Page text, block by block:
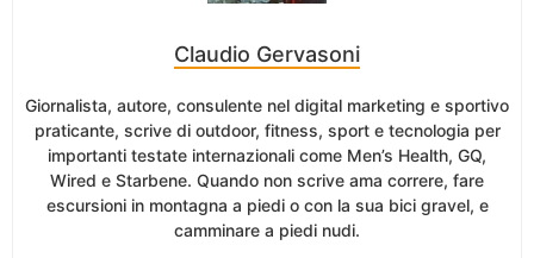
Claudio Gervasoni
Giornalista, autore, consulente nel digital marketing e sportivo
praticante, scrive di outdoor, fitness, sport e tecnologia per
importanti testate internazionali come Men’s Health, GQ,
Wired e Starbene. Quando non scrive ama correre, fare
escursioni in montagna a piedi o con la sua bici gravel, e
camminare a piedi nudi.